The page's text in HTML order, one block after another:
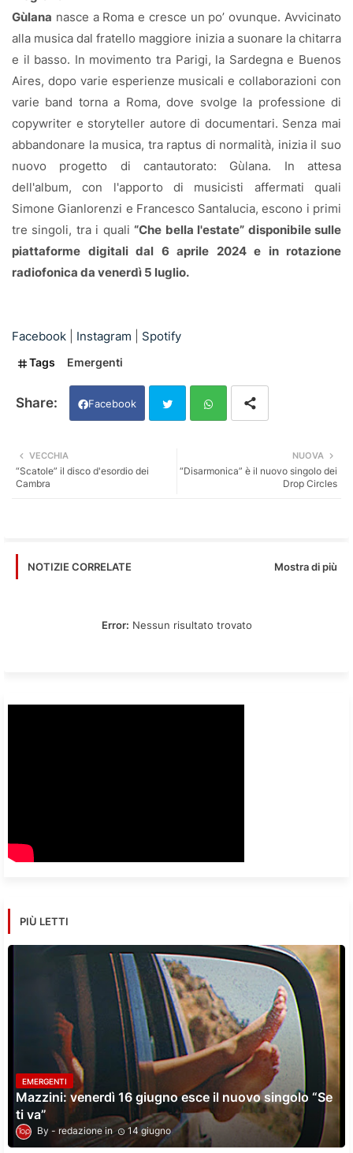
Gùlana nasce a Roma e cresce un po’ ovunque. Avvicinato
alla musica dal fratello maggiore inizia a suonare la chitarra
e il basso. In movimento tra Parigi, la Sardegna e Buenos
Aires, dopo varie esperienze musicali e collaborazioni con
varie band torna a Roma, dove svolge la professione di
copywriter e storyteller autore di documentari. Senza mai
abbandonare la musica, tra raptus di normalità, inizia il suo
nuovo progetto di cantautorato: Gùlana. In attesa
dell'album, con l'apporto di musicisti affermati quali
Simone Gianlorenzi e Francesco Santalucia, escono i primi
tre singoli, tra i quali“Che bella l'estate” disponibile sulle
piattaforme digitali dal 6 aprile 2024 e in rotazione
radiofonica da venerdì 5 luglio.
Facebook Instagram Spotify
Tags Emergenti
Facebook
ats
NUOVA
“Disarmonica” è il nuovo singolo dei
Drop Circles
VECCHIA
“Scatole” il disco d'esordio dei
Cambra
NOTIZIE CORRELATE Mostra di più
Error: Nessun risultato trovato
PIÙ LETTI
EMERGENTI
Mazzini: venerdì 16 giugno esce il nuovo singolo “Se
ti va”
redazione 14 giugno